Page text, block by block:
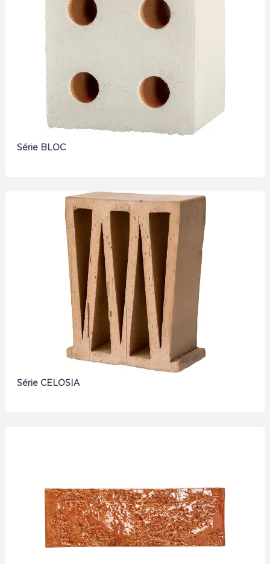
Série BLOC
Série CELOSIA